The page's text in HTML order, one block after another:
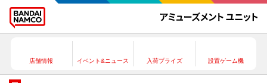
店舗情報 イベント&ニュース 入荷プライズ 設置ゲーム機